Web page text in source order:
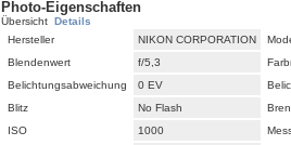
Photo-Eigenschaften
Übersicht Details
Hersteller
NIKON CORPORATION
Blendenwert
f/5,3
Belichtungsabweichung
0 EV
Blitz
No Flash
ISO
1000